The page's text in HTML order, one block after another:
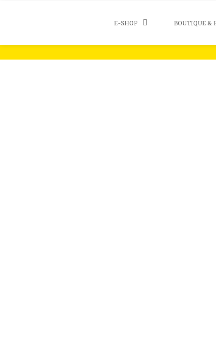
E-SHOP BOUTIQUE &